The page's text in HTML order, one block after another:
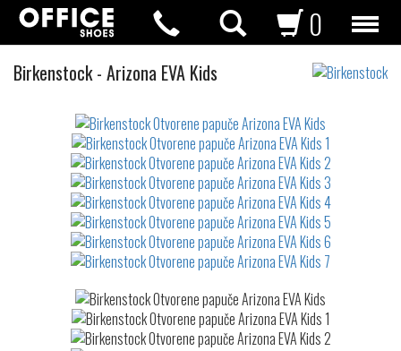
0
Birkenstock Otvorene
- Arizona EVA Kids
waterrepellent